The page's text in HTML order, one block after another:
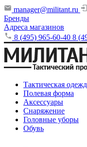
manager@militant.ru
Бренды
Адреса магазинов
8 (495) 965-60-40 8
Тактическая
Полевая форма
Аксессуары
Снаряжение
Головные уборы
Обувь